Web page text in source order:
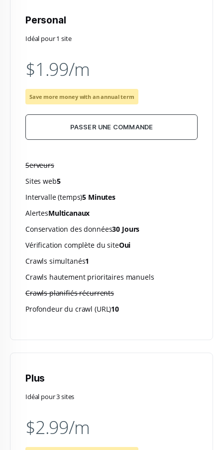
Personal
Idéal pour 1 site
$1.99/m
Save more money with an annual term
PASSER UNE COMMANDE
Serveurs
Sites web5
Intervalle (temps)5 Minutes
AlertesMulticanaux
Conservation des données30 Jours
Vérification complète du siteOui
Crawls simultanés1
Crawls hautement prioritaires manuels
Crawls planifiés récurrents
Profondeur du crawl (URL)10
Plus
Idéal pour 3 sites
$2.99/m